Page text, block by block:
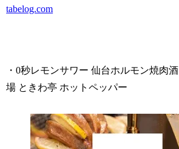
tabelog.com
・0秒レモンサワー 仙台ホルモン焼肉酒
場 ときわ亭 ホットペッパー